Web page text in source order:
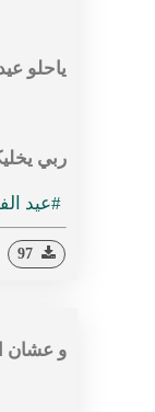
ياحلو
ربي
#عيد
و عشان